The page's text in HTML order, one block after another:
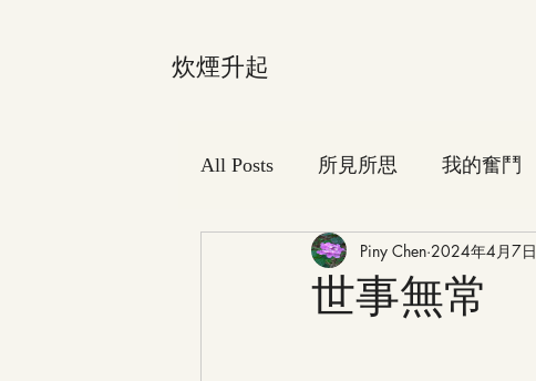
炊煙升起
All Posts 所見所思 我的奮鬥
世事無常
Piny Chen 2024年4月7日